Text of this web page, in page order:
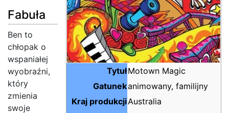
TytułMotown Magic
Gatunekanimowany, familijny
Kraj produkcjiAustralia
Fabuła
Ben to
chłopak o
wspaniałej
wyobraźni,
który
zmienia
swoje